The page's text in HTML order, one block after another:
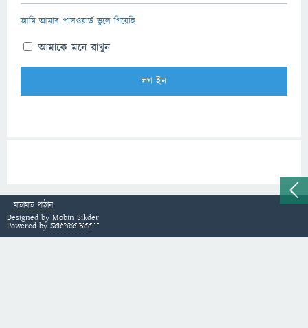
আমি আমার পাসওয়ার্ড ভুলে গিয়েছি
আমাকে মনে রাখুন
মতামত পাঠান
Designed by Mobin Sikder
Powered by Science Bee